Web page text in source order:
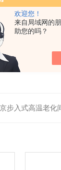
欢迎您！
来自局域网的
助您的吗？
步入式高温老化